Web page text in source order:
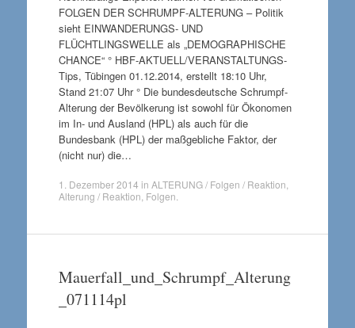
FOLGEN DER SCHRUMPF-ALTERUNG – Politik
sieht EINWANDERUNGS- UND
FLÜCHTLINGSWELLE als „DEMOGRAPHISCHE
CHANCE“ ° HBF-AKTUELL/VERANSTALTUNGS-
Tips, Tübingen 01.12.2014, erstellt 18:10 Uhr,
Stand 21:07 Uhr ° Die bundesdeutsche Schrumpf-
Alterung der Bevölkerung ist sowohl für Ökonomen
im In- und Ausland (HPL) als auch für die
Bundesbank (HPL) der maßgebliche Faktor, der
(nicht nur) die…
1. Dezember 2014 in ALTERUNG / Folgen / Reaktion
Alterung / Reaktion Folgen
Mauerfall_und_Schrumpf_Alterung
_071114pl